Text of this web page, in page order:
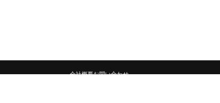
会社概要お問い合わせ